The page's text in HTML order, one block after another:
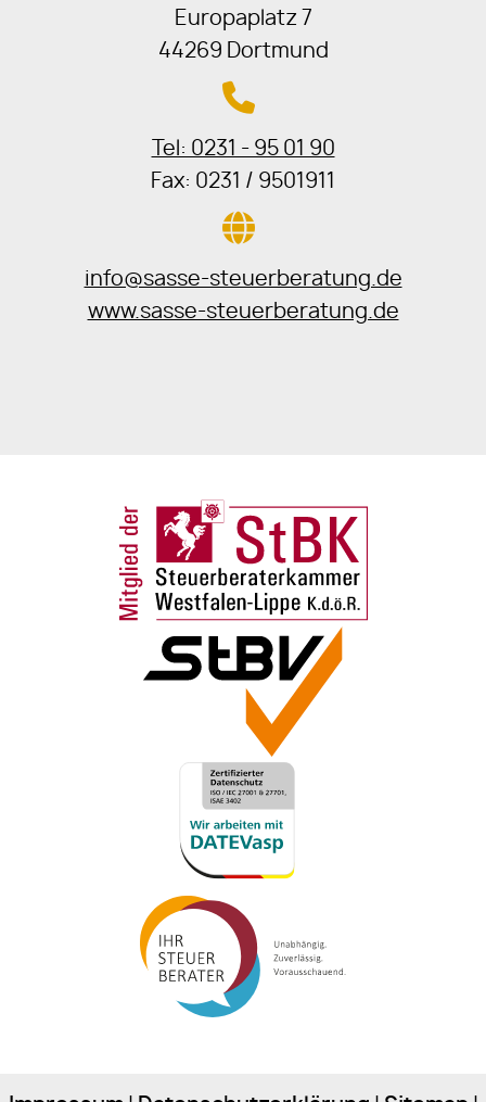
Europaplatz 7
44269 Dortmund
Tel: 0231 - 95 01 90
Fax: 0231 / 9501911
info@sasse-steuerberatung.de
www.sasse-steuerberatung.de